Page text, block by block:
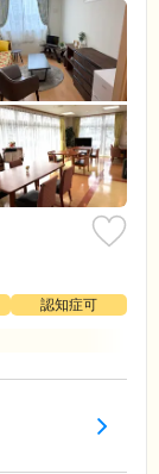
認知症可